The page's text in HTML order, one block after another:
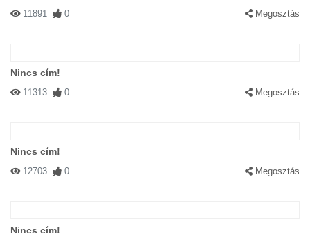
11891 0 Megosztás
Nincs cím!
11313 0 Megosztás
Nincs cím!
12703 0 Megosztás
Nincs cím!